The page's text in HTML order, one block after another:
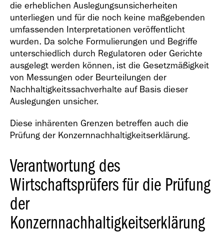
die erheblichen Auslegungsunsicherheiten
unterliegen und für die noch keine maßgebenden
umfassenden Interpretationen veröffentlicht
wurden. Da solche Formulierungen und Begriffe
unterschiedlich durch Regulatoren oder Gerichte
ausgelegt werden können, ist die Gesetzmäßigkeit
von Messungen oder Beurteilungen der
Nachhaltigkeitssachverhalte auf Basis dieser
Auslegungen unsicher.
Diese inhärenten Grenzen betreffen auch die
Prüfung der Konzernnachhaltigkeitserklärung.
Verantwortung des
Wirtschaftsprüfers für die Prüfung
der
Konzernnachhaltigkeitserklärung